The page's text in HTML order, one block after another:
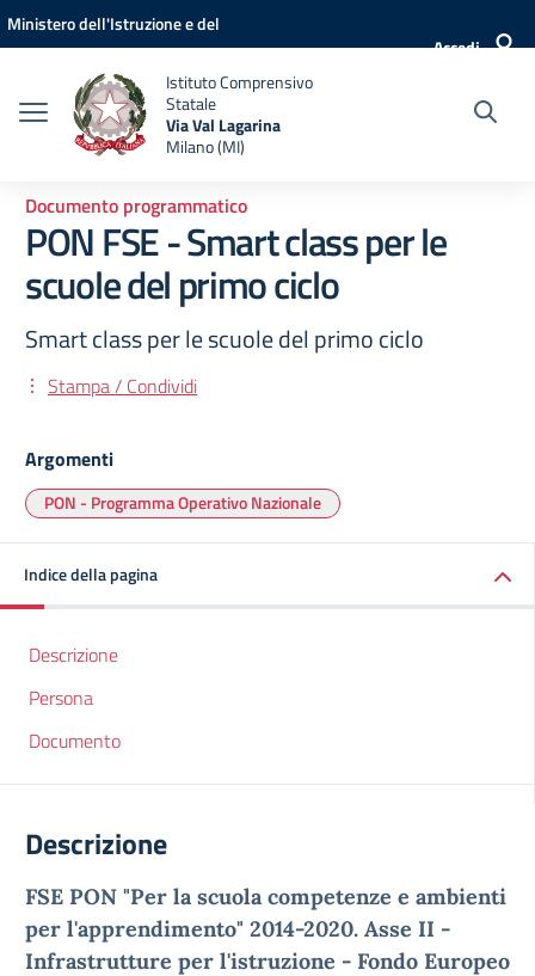
Vai ai contenuti
Vai al menu di navigazione
Vai al footer
Ministero dell'Istruzione e del
Accedi
Istituto Comprensivo
Statale
Via Val Lagarina
Milano (MI)
Documento programmatico
PON FSE - Smart class per le
scuole del primo ciclo
Smart class per le scuole del primo ciclo
Stampa / Condividi
Argomenti
PON - Programma Operativo Nazionale
Indice della pagina
Descrizione
Persona
Documento
Descrizione
FSE PON "Per la scuola competenze e ambienti
per l'apprendimento" 2014-2020. Asse II -
Infrastrutture per l'istruzione - Fondo Europeo